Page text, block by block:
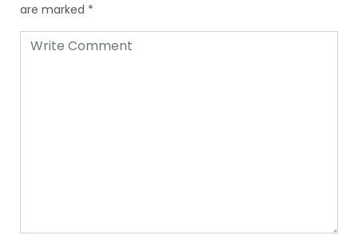
are marked *